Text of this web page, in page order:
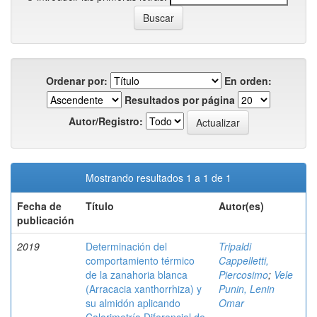
Ordenar por:
En orden:
Resultados por página
Autor/Registro:
Mostrando resultados 1 a 1 de 1
Fecha de
publicación
Título Autor(es)
2019
Determinación del
comportamiento térmico
de la zanahoria blanca
(Arracacia xanthorrhiza) y
su almidón aplicando
Tripaldi
Cappelletti,
Piercosimo; Vele
Punin, Lenin
Omar